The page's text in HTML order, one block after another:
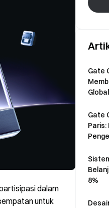
dalam
untuk
Gate
Gate
8%